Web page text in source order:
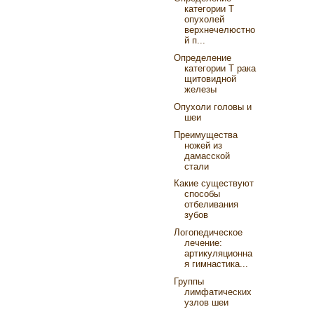
категории Т
опухолей
верхнечелюстно
й п...
Определение
категории Т рака
щитовидной
железы
Опухоли головы и
шеи
Преимущества
ножей из
дамасской
стали
Какие существуют
способы
отбеливания
зубов
Логопедическое
лечение:
артикуляционна
я гимнастика...
Группы
лимфатических
узлов шеи